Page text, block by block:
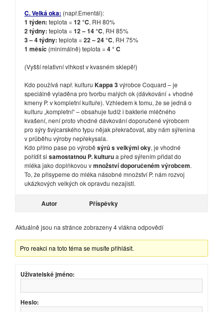
C. Velká oka: (např.Ementál):
1 týden: teplota =12 °C, RH 80%
2 týdny: teplota =12 – 14 °C, RH 85%
3 – 4 týdny: teplota =22 – 24 °C, RH 75%
1 měsíc (minimálně) teplota =4 ° C
(Vyšší relativní vlhkost v kvasném sklepě!)
Kdo používá např. kulturu Kappa 3výrobce Coquard – je
speciálně vyladěna pro tvorbu malých ok (dávkování + vhodné
kmeny P. v kompletní kultuře). Vzhledem k tomu, že se jedná o
kulturu „kompletní“ – obsahuje tudíž i bakterie mléčného
kvašení, není proto vhodné dávkování doporučené výrobcem
pro sýry švýcarského typu nějak překračovat, aby nám sýřenina
v průběhu výroby nepřekysala.
Kdo přímo pase po výrobě sýrů s velkými oky, je vhodné
pořídit si samostatnou P. kulturua před sýřením přidat do
mléka jako doplňkovou vmnožství doporučeném výrobcem.
To, že přisypeme do mléka násobné množství P. nám rozvoj
ukázkových velkých ok opravdu nezajistí.
Autor Příspěvky
Aktuálně jsou na stránce zobrazeny 4 vlákna odpovědí
Pro reakci na toto téma se musíte přihlásit.
Uživatelské jméno:
Heslo: